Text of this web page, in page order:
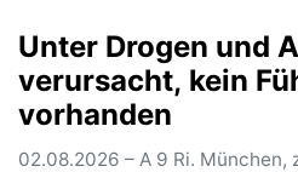
tschechische
Fahrers…(mehr)
Unter Drogen und
verursacht, kein Führerschein
vorhanden
02.08.2026 – A 9 Ri. München,